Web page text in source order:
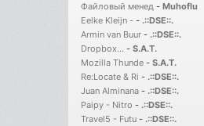
Файловый менед - Muhoflu
Eelke Kleijn - - .::DSE::.
Armin van Buur - .::DSE::.
Dropbox... - S.A.T.
Mozilla Thunde - S.A.T.
Re:Locate & Ri - .::DSE::.
Juan Alminana - .::DSE::.
Paipy - Nitro - .::DSE::.
Travel5 - Futu - .::DSE::.